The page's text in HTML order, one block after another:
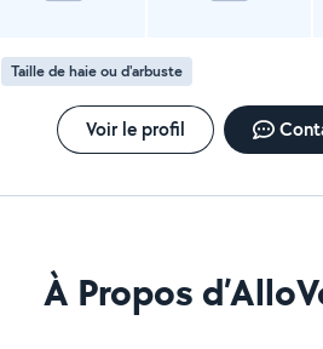
Taille de haie ou d'arbuste
Voir le profil
À Propos